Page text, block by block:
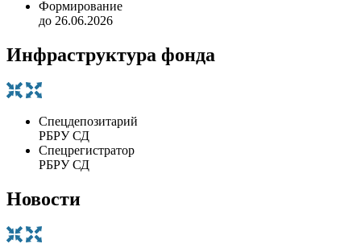
Формирование
до 26.06.2026
Инфраструктура фонда
Спецдепозитарий
РБРУ СД
Спецрегистратор
РБРУ СД
Новости